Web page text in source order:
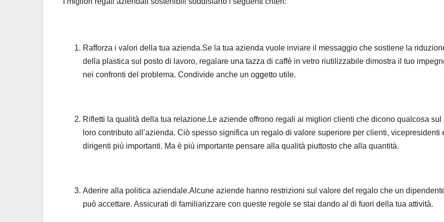
Rafforza i valori della tua azienda.Se la tua azienda vuole inviare il messaggio che sostiene la
della plastica sul posto di lavoro, regalare una tazza di caffè in vetro riutilizzabile dimostra il tuo
nei confronti del problema. Condivide anche un oggetto utile.
Rifletti la qualità della tua relazione.Le aziende offrono regali ai migliori clienti che dicono qualcosa sul
loro contributo all’azienda. Ciò spesso significa un regalo di valore superiore per clienti, vicepresidenti
dirigenti più importanti. Ma è più importante pensare alla qualità piuttosto che alla quantità.
Aderire alla politica aziendale.Alcune aziende hanno restrizioni sul valore del regalo che un
può accettare. Assicurati di familiarizzare con queste regole se stai dando al di fuori della tua attività.